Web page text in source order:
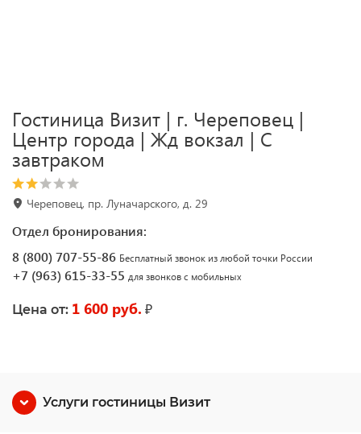
Гостиница Визит | г. Череповец |
Центр города | Жд вокзал | С
завтраком
Череповец, пр. Луначарского, д. 29
Отдел бронирования:
8 (800) 707-55-86 Бесплатный звонок из любой точки России
+7 (963) 615-33-55 для звонков с мобильных
Цена от: 1 600 руб. ₽
Услуги гостиницы Визит